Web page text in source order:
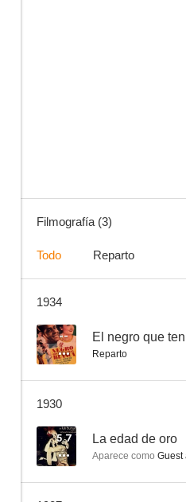
Filmografía (3)
Todo Reparto
1934
-- El negro que
Reparto
1930
5.7 La edad de oro
Aparece como Guest